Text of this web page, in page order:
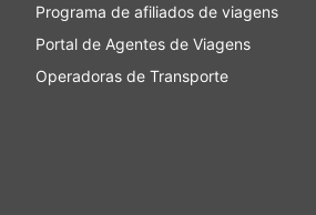
poltronas comparáveis à classe
menos passageiros e muitas outras
localizados fora da cidade, perto
da cidade. Infelizmente,
Programa de afiliados de viagens
Portal de Agentes de Viagens
Operadoras de Transporte